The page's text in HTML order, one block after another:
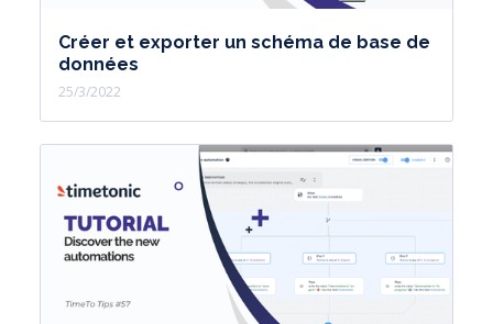
Créer et exporter un schéma de base de
données
25/3/2022